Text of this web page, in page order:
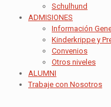
Schulhund
ADMISIONES
Información
Kinderkrippe y
Convenios
Otros niveles
ALUMNI
Trabaje con Nosotros